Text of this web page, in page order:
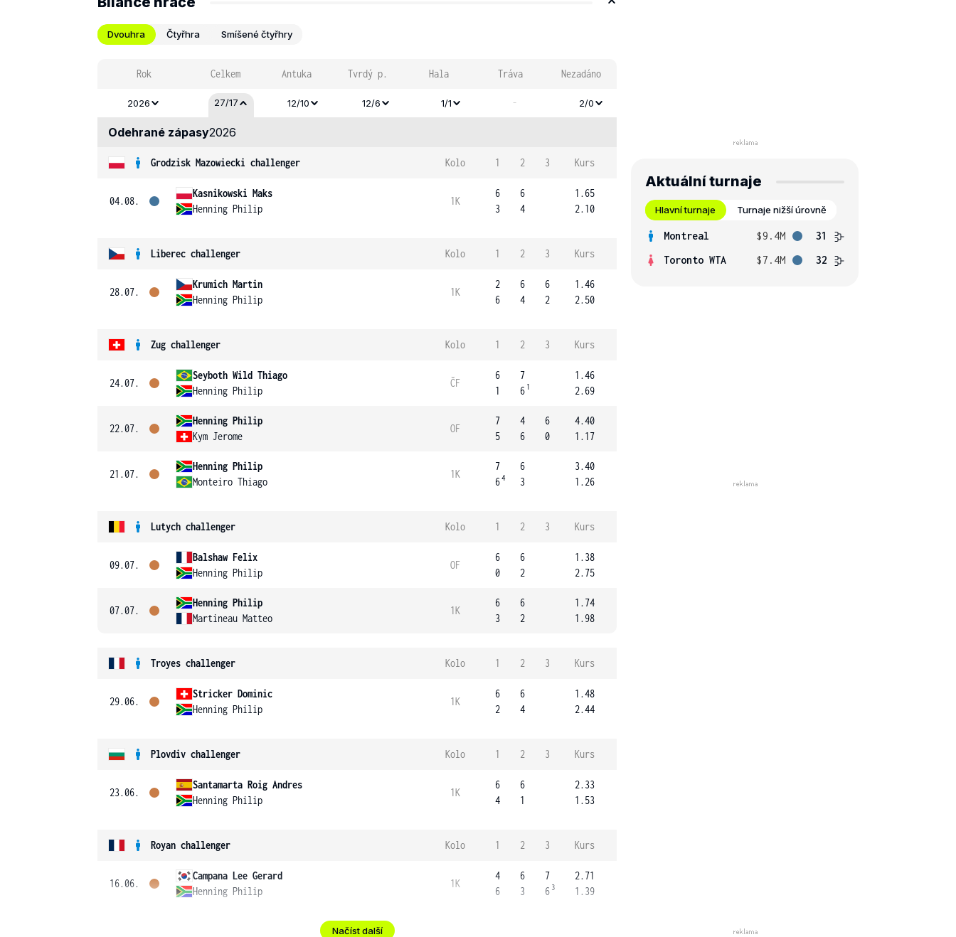
Dvouhra Čtyřhra Smíšené čtyřhry
Rok Celkem Antuka Tvrdý p. Hala Tráva Nezadáno
2026 27/17 12/10 12/6 1/1 - 2/0
Odehrané zápasy2026
Grodzisk Mazowiecki challenger Kolo 1 2 3 Kurs
04.08.
Kasnikowski Maks
Henning Philip
1K
6
3
6
4
1.65
2.10
Liberec challenger Kolo 1 2 3 Kurs
28.07.
Krumich Martin
Henning Philip
1K
2
6
6
4
6
2
1.46
2.50
Zug challenger Kolo 1 2 3 Kurs
24.07.
Seyboth Wild Thiago
Henning Philip
ČF
6
1
7
6 1
1.46
2.69
22.07.
Henning Philip
Kym Jerome
OF
7
5
4
6
6
0
4.40
1.17
21.07.
Henning Philip
Monteiro Thiago
1K
7
64
6
3
3.40
1.26
Lutych challenger Kolo 1 2 3 Kurs
09.07.
Balshaw Felix
Henning Philip
OF
6
0
6
2
1.38
2.75
07.07.
Henning Philip
Martineau Matteo
1K
6
3
6
2
1.74
1.98
Troyes challenger Kolo 1 2 3 Kurs
29.06.
Stricker Dominic
Henning Philip
1K
6
2
6
4
1.48
2.44
Plovdiv challenger Kolo 1 2 3 Kurs
23.06.
Santamarta Roig Andres
Henning Philip
1K
6
4
6
1
2.33
1.53
Royan challenger Kolo 1 2 3 Kurs
16.06.
Campana Lee Gerard
Henning Philip
1K
4
6
6
3
7
6 3
2.71
1.39
Načíst další
Aktuální turnaje
Hlavní turnaje Turnaje nižší úrovně
Montreal $9.4M
31
Toronto WTA
$7.4M 32